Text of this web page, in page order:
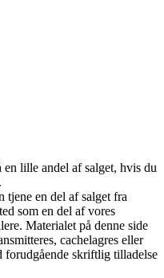
lille andel af salget, hvis du
en del af salget fra
som en del af vores
Materialet på denne side
cachelagres eller
forudgående skriftlig tilladelse